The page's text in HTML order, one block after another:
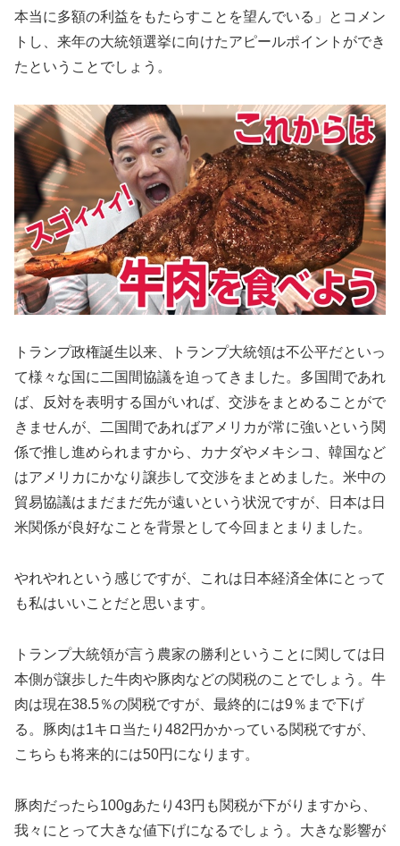
本当に多額の利益をもたらすことを望んでいる」とコメン
トし、来年の大統領選挙に向けたアピールポイントができ
たということでしょう。
トランプ政権誕生以来、トランプ大統領は不公平だといっ
て様々な国に二国間協議を迫ってきました。多国間であれ
ば、反対を表明する国がいれば、交渉をまとめることがで
きませんが、二国間であればアメリカが常に強いという関
係で推し進められますから、カナダやメキシコ、韓国など
はアメリカにかなり譲歩して交渉をまとめました。米中の
貿易協議はまだまだ先が遠いという状況ですが、日本は日
米関係が良好なことを背景として今回まとまりました。
やれやれという感じですが、これは日本経済全体にとって
も私はいいことだと思います。
トランプ大統領が言う農家の勝利ということに関しては日
本側が譲歩した牛肉や豚肉などの関税のことでしょう。牛
肉は現在38.5％の関税ですが、最終的には9％まで下げ
る。豚肉は1キロ当たり482円かかっている関税ですが、
こちらも将来的には50円になります。
豚肉だったら100gあたり43円も関税が下がりますから、
我々にとって大きな値下げになるでしょう。大きな影響が